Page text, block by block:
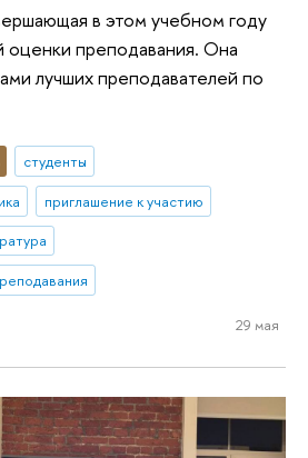
в этом учебном году
оценки преподавания. Она
лучших преподавателей по
студенты
приглашение к участию
29 мая